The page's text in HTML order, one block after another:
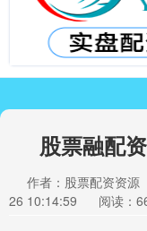
股票融配
作者：股票配资资源
26 10:14:59
阅读：